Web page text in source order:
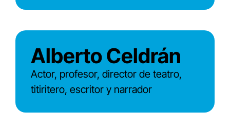
Alberto Celdrán
Actor, profesor, director de teatro,
titiritero, escritor y narrador